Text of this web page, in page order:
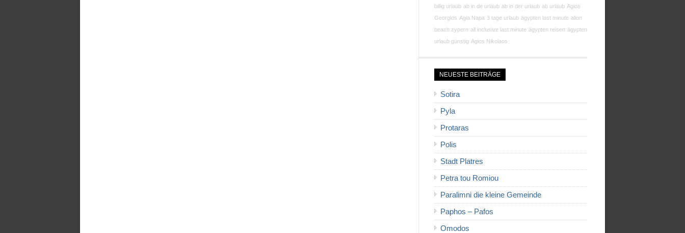
billig urlaub ab in de urlaub ab in der urlaub ab urlaub Agios
Georgios Agia Napa 3 tage urlaub ägypten last minute alion
beach zypern all inclusive last minute ägypten reisen ägypten
urlaub günstig Agios Nikolaos
NEUESTE BEITRÄGE
Sotira
Pyla
Protaras
Polis
Stadt Platres
Petra tou Romiou
Paralimni die kleine Gemeinde
Paphos – Pafos
Omodos